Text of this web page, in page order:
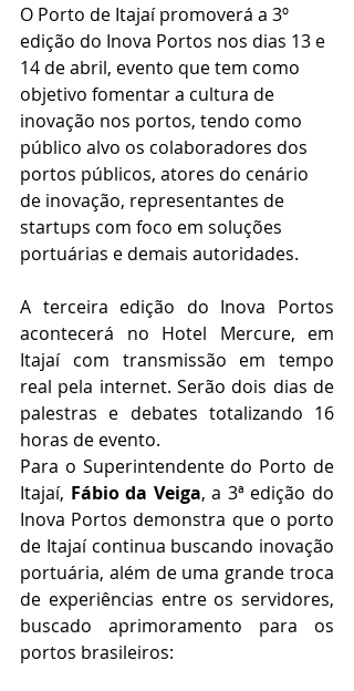
O Porto de Itajaí promoverá a 3º
edição do Inova Portos nos dias 13 e
14 de abril, evento que tem como
objetivo fomentar a cultura de
inovação nos portos, tendo como
público alvo os colaboradores dos
portos públicos, atores do cenário
de inovação, representantes de
startups com foco em soluções
portuárias e demais autoridades.
A terceira edição do Inova Portos
acontecerá no Hotel Mercure, em
Itajaí com transmissão em tempo
real pela internet. Serão dois dias de
palestras e debates totalizando 16
horas de evento.
Para o Superintendente do Porto de
Itajaí, Fábio da Veiga, a 3ª edição do
Inova Portos demonstra que o porto
de Itajaí continua buscando inovação
portuária, além de uma grande troca
de experiências entre os servidores,
buscado aprimoramento para os
portos brasileiros: